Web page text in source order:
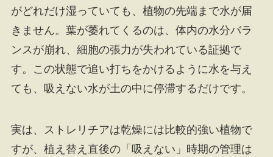
がどれだけ湿っていても、植物の先端まで水が届
きません。葉が萎れてくるのは、体内の水分バラ
ンスが崩れ、細胞の張力が失われている証拠で
す。この状態で追い打ちをかけるように水を与え
ても、吸えない水が土の中に停滞するだけです。
実は、ストレリチアは乾燥には比較的強い植物で
すが、植え替え直後の「吸えない」時期の管理は